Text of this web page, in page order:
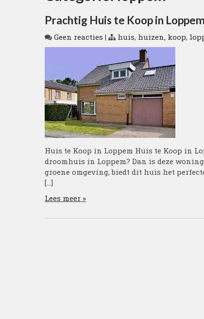
Prachtig Huis te Koop in
Geen reacties | huis, huizen, koop,
Huis te Koop in Loppem Huis te Koop in
droomhuis in Loppem? Dan is deze
groene omgeving, biedt dit huis het
[…]
Lees meer »